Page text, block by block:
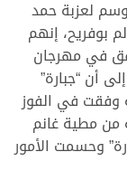
لعزبة حمد
بوفريح، إنهم
في مهرجان
أن “جبارة”
وفقت في الفوز
من مطية غانم
وحسمت الأمور